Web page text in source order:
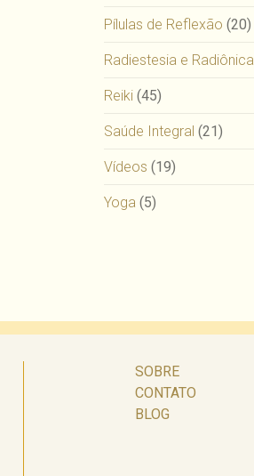
Pílulas de Reflexão (20)
Radiestesia e Radiônica
Reiki (45)
Saúde Integral (21)
Vídeos (19)
Yoga (5)
SOBRE
CONTATO
BLOG